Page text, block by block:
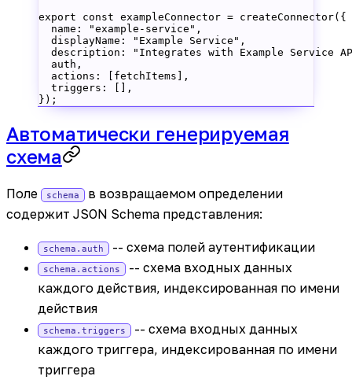
export const exampleConnector = createConnector({
  name:
"example-service" ,
  displayName:
"Example Service" ,
  description:
"Integrates with Example Service
  auth,
  actions: [fetchItems],
  triggers: [],
});
Автоматически генерируемая
схема
Поле schema
в возвращаемом определении
содержит JSON Schema представления:
schema.auth -- схема полей аутентификации
schema.actions
-- схема входных данных
каждого действия, индексированная по имени
действия
schema.triggers
-- схема входных данных
каждого триггера, индексированная по имени
триггера